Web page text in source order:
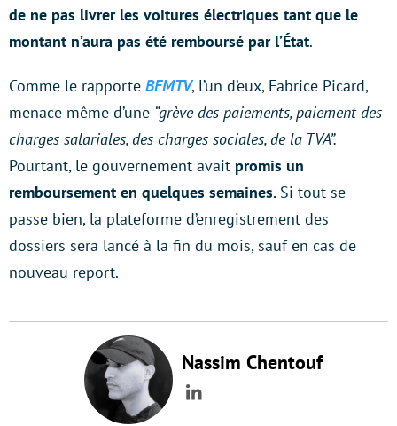
de ne pas livrer les voitures électriques tant que le
montant n’aura pas été remboursé par l’État.
Comme le rapporte BFMTV, l’un d’eux, Fabrice Picard,
menace même d’une “grève des paiements, paiement des
charges salariales, des charges sociales, de la TVA”.
Pourtant, le gouvernement avait promis un
remboursement en quelques semaines. Si tout se
passe bien, la plateforme d’enregistrement des
dossiers sera lancé à la fin du mois, sauf en cas de
nouveau report.
Nassim Chentouf
LinkedIn